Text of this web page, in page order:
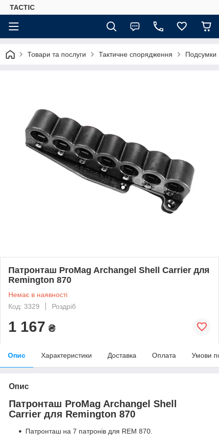
TACTIC
Товари та послуги Тактичне спорядження Подсумки
Патронташ ProMag Archangel Shell Carrier для
Remington 870
Немає в наявності
Код: 3329
Роздріб
1 167 ₴
Опис Характеристики Доставка Оплата Умови
Опис
Патронташ ProMag Archangel Shell
Carrier для Remington 870
Патронташ на 7 патронів для REM 870.